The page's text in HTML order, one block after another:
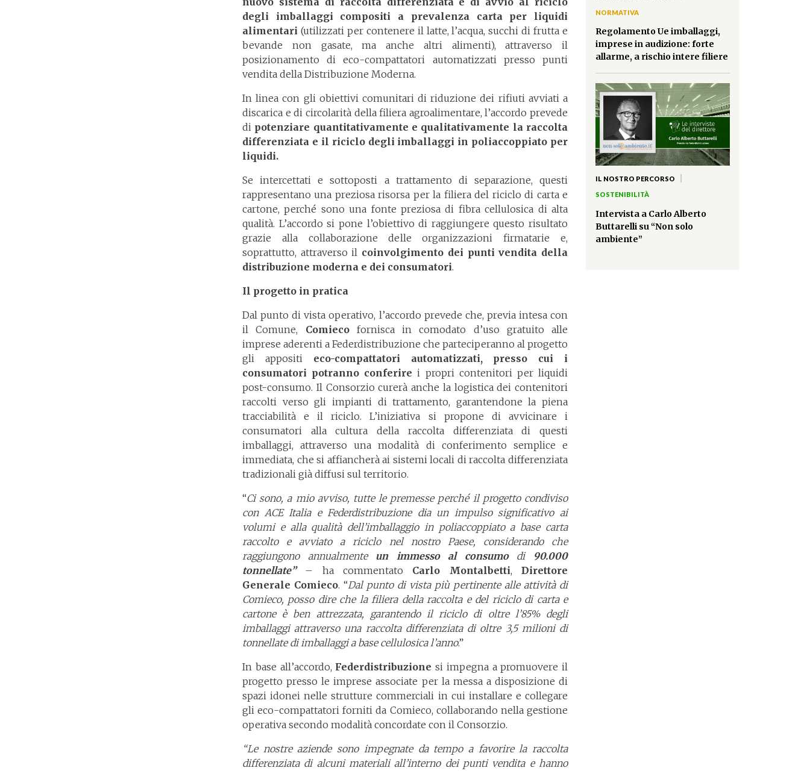
degli imballaggi compositi a prevalenza carta per liquidi
alimentari (utilizzati per contenere il latte, l’acqua, succhi di frutta e
bevande non gasate, ma anche altri alimenti), attraverso il
posizionamento di eco-compattatori automatizzati presso punti
vendita della Distribuzione Moderna.
In linea con gli obiettivi comunitari di riduzione dei rifiuti avviati a
discarica e di circolarità della filiera agroalimentare, l’accordo prevede
di potenziare quantitativamente e qualitativamente la raccolta
differenziata e il riciclo degli imballaggi in poliaccoppiato per
liquidi.
Se intercettati e sottoposti a trattamento di separazione, questi
rappresentano una preziosa risorsa per la filiera del riciclo di carta e
cartone, perché sono una fonte preziosa di fibra cellulosica di alta
qualità. L’accordo si pone l’obiettivo di raggiungere questo risultato
grazie alla collaborazione delle organizzazioni firmatarie e,
soprattutto, attraverso il coinvolgimento dei punti vendita della
distribuzione moderna e dei consumatori.
Il progetto in pratica
Dal punto di vista operativo, l’accordo prevede che, previa intesa con
il Comune, Comiecofornisca in comodato d’uso gratuito alle
imprese aderenti a Federdistribuzione che parteciperanno al progetto
gli appositi eco-compattatori automatizzati, presso cui i
consumatori potranno conferire i propri contenitori per liquidi
post-consumo. Il Consorzio curerà anche la logistica dei contenitori
raccolti verso gli impianti di trattamento, garantendone la piena
tracciabilità e il riciclo. L’iniziativa si propone di avvicinare i
consumatori alla cultura della raccolta differenziata di questi
imballaggi, attraverso una modalità di conferimento semplice e
immediata, che si affiancherà ai sistemi locali di raccolta differenziata
tradizionali già diffusi sul territorio.
“Ci sono, a mio avviso, tutte le premesse perché il progetto condiviso
con ACE Italia e Federdistribuzione dia un impulso significativo ai
volumi e alla qualità dell’imballaggio in poliaccoppiato a base carta
raccolto e avviato a riciclo nel nostro Paese, considerando che
raggiungono annualmenteun immesso al consumo di 90.000
tonnellate”– ha commentato Carlo Montalbetti,Direttore
Generale Comieco. “Dal punto di vista più pertinente alle attività di
Comieco, posso dire che la filiera della raccolta e del riciclo di carta e
cartone è ben attrezzata, garantendo il riciclo di oltre l’85% degli
imballaggi attraverso una raccolta differenziata di oltre 3,5 milioni di
tonnellate di imballaggi a base cellulosica l’anno.”
In base all’accordo, Federdistribuzione si impegna a promuovere il
progetto presso le imprese associate per la messa a disposizione di
spazi idonei nelle strutture commerciali in cui installare e collegare
gli eco-compattatori forniti da Comieco, collaborando nella gestione
operativa secondo modalità concordate con il Consorzio.
“Le nostre aziende sono impegnate da tempo a favorire la raccolta
differenziata di alcuni materiali all’interno dei punti vendita e hanno
NORMATIVA
Regolamento Ue imballaggi,
imprese in audizione: forte
allarme, a rischio intere filiere
IL NOSTRO PERCORSO
SOSTENIBILITÀ
Intervista a Carlo Alberto
Buttarelli su “Non solo
ambiente”